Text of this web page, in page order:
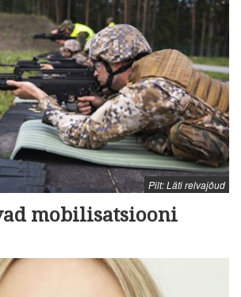
Pilt: Läti relvajõud
mobilisatsiooni